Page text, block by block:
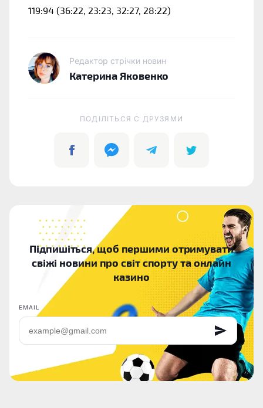
119:94 (36:22, 23:23, 32:27, 28:22)
Редактор стрічки новин
Катерина Яковенко
ПОДІЛІТЬСЯ C ДРУЗЯМИ
Підпишіться, щоб першими отримувати
свіжі новини про світ спорту та онлайн
казино
EMAIL